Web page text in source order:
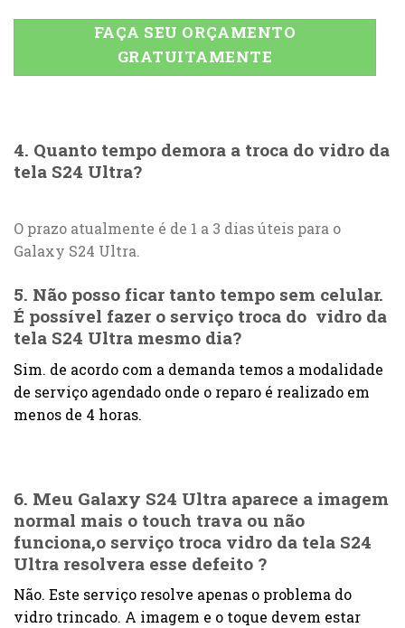
FAÇA SEU ORÇAMENTO
GRATUITAMENTE
4. Quanto tempo demora a troca do vidro da
tela S24 Ultra?
O prazo atualmente é de 1 a 3 dias úteis para o
Galaxy S24 Ultra.
5. Não posso ficar tanto tempo sem celular.
É possível fazer o serviço troca do vidro da
tela S24 Ultra mesmo dia?
Sim. de acordo com a demanda temos a modalidade
de serviço agendado onde o reparo é realizado em
menos de 4 horas.
6. Meu Galaxy S24 Ultra aparece a imagem
normal mais o touch trava ou não
funciona,o serviço troca vidro da tela S24
Ultra resolvera esse defeito ?
Não. Este serviço resolve apenas o problema do
vidro trincado. A imagem e o toque devem estar